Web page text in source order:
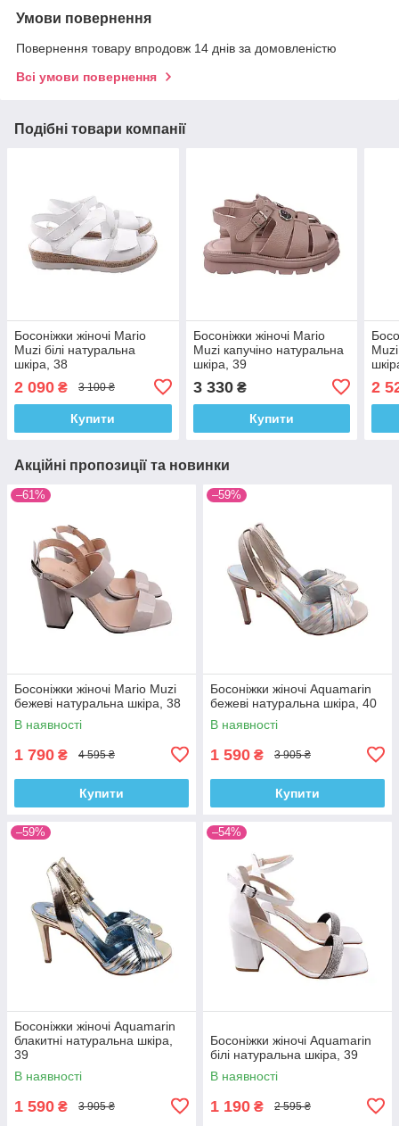
Умови повернення
Повернення товару впродовж 14 днів за домовленістю
Всі умови повернення
Подібні товари компанії
Босоніжки жіночі Mario
Muzi білі натуральна
шкіра, 38
2 090 ₴ 3 100 ₴
Купити
Босоніжки жіночі Mario
Muzi капучіно натуральна
шкіра, 39
3 330₴
Купити
2
Акційні пропозиції та новинки
–61%
Босоніжки жіночі Mario Muzi
бежеві натуральна шкіра, 38
В наявності
1 790 ₴ 4 595 ₴
Купити
–59%
Босоніжки жіночі Aquamarin
бежеві натуральна шкіра, 40
В наявності
1 590 ₴ 3 905 ₴
Купити
–59%
Босоніжки жіночі Aquamarin
блакитні натуральна шкіра,
39
В наявності
1 590 ₴ 3 905 ₴
–54%
Босоніжки жіночі Aquamarin
білі натуральна шкіра, 39
В наявності
1 190 ₴ 2 595 ₴